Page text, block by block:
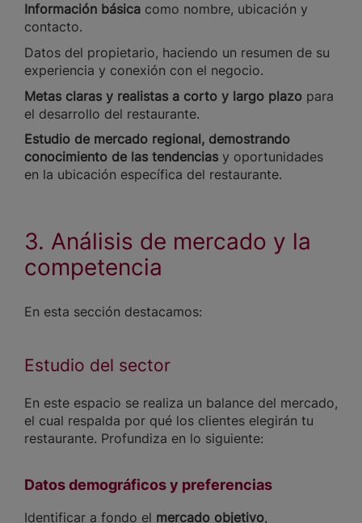
Información básica como nombre, ubicación y
contacto.
Datos del propietario, haciendo un resumen de su
experiencia y conexión con el negocio.
Metas claras y realistas a corto y largo plazo para
el desarrollo del restaurante.
Estudio de mercado regional, demostrando
conocimiento de las tendencias y oportunidades
en la ubicación específica del restaurante.
3. Análisis de mercado y la
competencia
En esta sección destacamos:
Estudio del sector
En este espacio se realiza un balance del mercado,
el cual respalda por qué los clientes elegirán tu
restaurante. Profundiza en lo siguiente:
Datos demográficos y preferencias
Identificar a fondo el mercado objetivo,